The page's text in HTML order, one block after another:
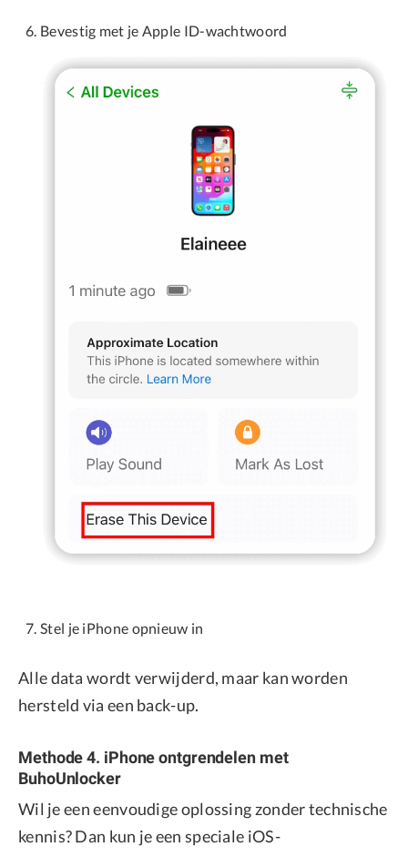
Bevestig met je Apple ID-wachtwoord
Stel je iPhone opnieuw in
Alle data wordt verwijderd, maar kan worden
hersteld via een back-up.
Methode 4. iPhone ontgrendelen met
BuhoUnlocker
Wil je een eenvoudige oplossing zonder technische
kennis? Dan kun je een speciale iOS-